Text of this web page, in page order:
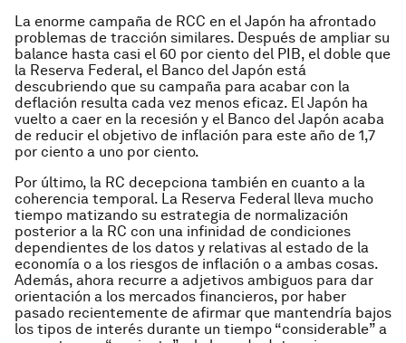
La enorme campaña de RCC en el Japón ha afrontado
problemas de tracción similares. Después de ampliar su
balance hasta casi el 60 por ciento del PIB, el doble que
la Reserva Federal, el Banco del Japón está
descubriendo que su campaña para acabar con la
deflación resulta cada vez menos eficaz. El Japón ha
vuelto a caer en la recesión y el Banco del Japón acaba
de reducir el objetivo de inflación para este año de 1,7
por ciento a uno por ciento.
Por último, la RC decepciona también en cuanto a la
coherencia temporal. La Reserva Federal lleva mucho
tiempo matizando su estrategia de normalización
posterior a la RC con una infinidad de condiciones
dependientes de los datos y relativas al estado de la
economía o a los riesgos de inflación o a ambas cosas.
Además, ahora recurre a adjetivos ambiguos para dar
orientación a los mercados financieros, por haber
pasado recientemente de afirmar que mantendría bajos
los tipos de interés durante un tiempo “considerable” a